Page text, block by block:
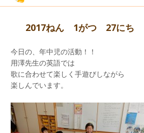
2017ねん 1がつ 27にち
今日の、年中児の活動！！
用澤先生の英語では
歌に合わせて楽しく手遊びしながら
楽しんでいます。